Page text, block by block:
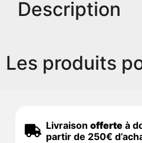
Description
Les produits
Livraison offerte à
partir de 250€